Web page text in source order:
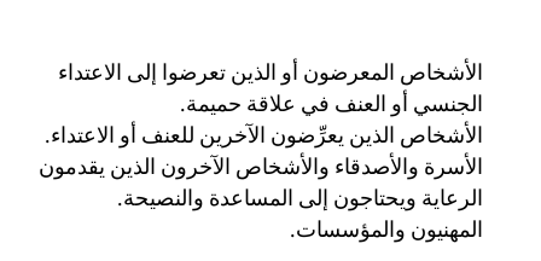
الأشخاص المعرضون أو الذين تعرضوا إلى الاعتداء
الجنسي أو العنف في علاقة حميمة.
الأشخاص الذين يعرِّضون الآخرين للعنف أو الاعتداء.
الأسرة والأصدقاء والأشخاص الآخرون الذين يقدمون
الرعاية ويحتاجون إلى المساعدة والنصيحة.
المهنيون والمؤسسات.